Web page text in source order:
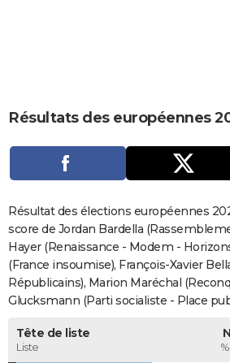
CARTE DE VOEUX
Carte de Noël
Carte Bonne année
Carte Saint-Valentin
Carte Pâques
Carte d'anniversaire
DICTIONNAIRE
Dictionnaire
Biographies
Citations
Expressions
Proverbes
PROGRAMME TV
COPAINS D'AVANT
S'inscrire
Se connecter
Lycées
Collèges
Primaires
Universités
Entreprises
Service militaire
Avis de recherche
AVIS DE DÉCÈS
FORUM
Résultats des européennes
Résultat des élections européennes
score de Jordan Bardella
Hayer (Renaissance - Modem -
(France insoumise), François-Xavier
Républicains), Marion Maréchal
Glucksmann (Parti socialiste - Place
Tête de liste
Liste